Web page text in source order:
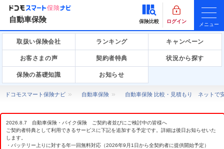
自動車保険 保険比較 ログイン
メニュー
取扱い保険会社 ランキング キャンペーン
お客さまの声 契約者特典 状況から探す
保険の基礎知識 お知らせ
ドコモスマート保険ナビ 自動車保険 自動車保険 比較・見積もり ネットで
2026.8.7 自動車保険・バイク保険 ご契約者並びにご検討中の皆様へ
ご契約者特典として利用できるサービスに下記を追加する予定です。詳細は後日お知らせいた
します。
・バッテリー上りに対する年一回無料対応（2026年9月1日から全契約者に提供開始予定）